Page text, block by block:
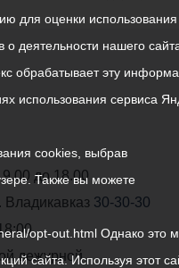
до 18.00
Владикавказ 30-30-30
дежурной
для оценки
о деятельности нашего
обрабатывает эту
использования сервиса
cookies, выбрав
Также вы можете
opt-out.html Однако это
сайта. Используя этот